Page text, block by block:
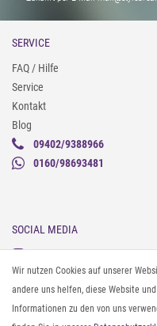
SERVICE
FAQ / Hilfe
Service
Kontakt
Blog
09402/9388966
0160/98693481
SOCIAL MEDIA
Instagram
Facebook
Pinterest
Twitter
Wir nutzen Cookies auf unserer
andere uns helfen, diese Website
Informationen zu den von uns